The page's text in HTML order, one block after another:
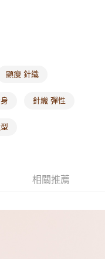
顯瘦 針織
針織 彈性
相關推薦